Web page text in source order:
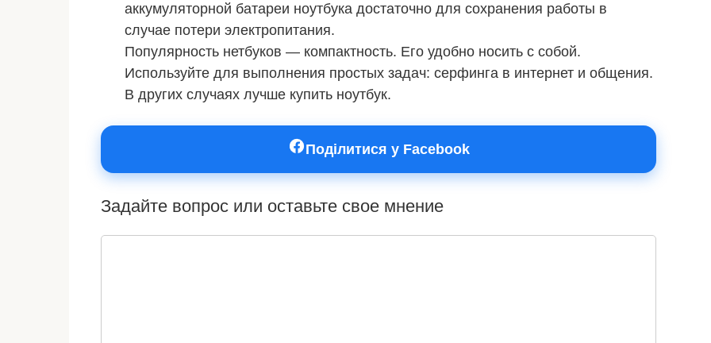
аккумуляторной батареи ноутбука достаточно для сохранения работы в
случае потери электропитания.
Популярность нетбуков — компактность. Его удобно носить с собой.
Используйте для выполнения простых задач: серфинга в интернет и общения.
В других случаях лучше купить ноутбук.
Поділитися у Facebook
Задайте вопрос или оставьте свое мнение